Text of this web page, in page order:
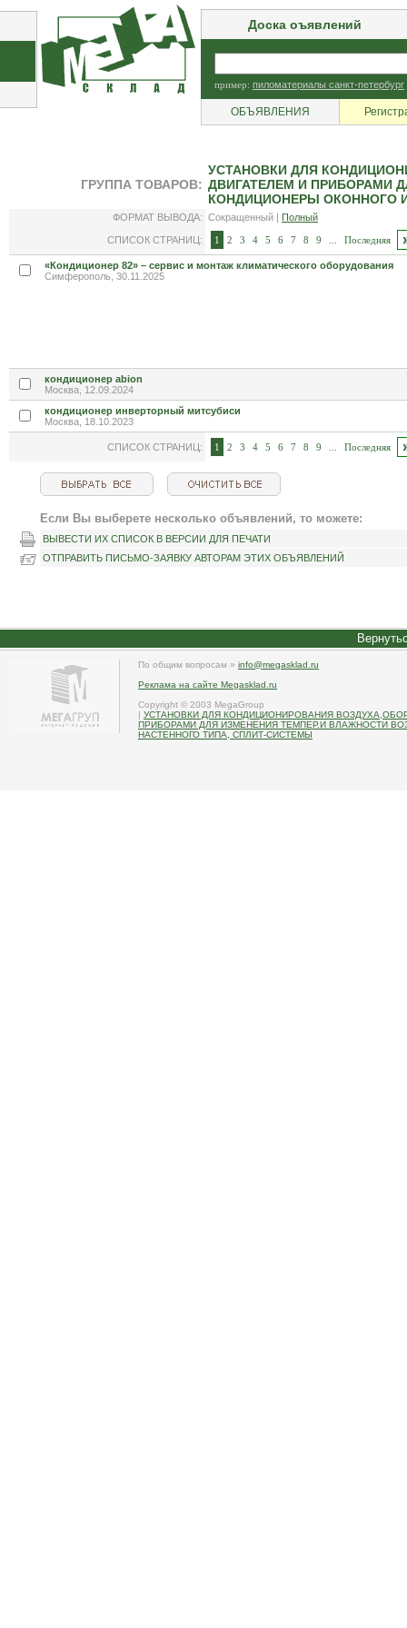
Доска оъявлений
пример: пиломатериалы санкт-петербург
ОБЪЯВЛЕНИЯ
ГРУППА ТОВАРОВ:
УСТАНОВКИ ДЛЯ
ДВИГАТЕЛЕМ И ПРИБОРАМИ
КОНДИЦИОНЕРЫ ОКОННОГО
ФОРМАТ ВЫВОДА: Сокращенный | Полный
СПИСОК СТРАНИЦ: 1 2 3 4 5 6 7 8 9 Последняя
«Кондиционер 82» – сервис и монтаж климатического оборудования
Симферополь, 30.11.2025
кондиционер abion
Москва, 12.09.2024
кондиционер инверторный митсубиси
Москва, 18.10.2023
СПИСОК СТРАНИЦ: 1 2 3 4 5 6 7 8 9 Последняя
Если Вы выберете несколько объявлений, то можете:
ВЫВЕСТИ ИХ СПИСОК В ВЕРСИИ ДЛЯ ПЕЧАТИ
ОТПРАВИТЬ ПИСЬМО-ЗАЯВКУ АВТОРАМ ЭТИХ ОБЪЯВЛЕНИЙ
По общим вопросам » info@megasklad.ru
Реклама на сайте Megasklad.ru
Copyright © 2003 MegaGroup
| УСТАНОВКИ ДЛЯ КОНДИЦИОНИРОВАНИЯ
ПРИБОРАМИ ДЛЯ ИЗМЕНЕНИЯ ТЕМПЕР.И ВЛАЖНОСТИ
НАСТЕННОГО ТИПА, СПЛИТ-СИСТЕМЫ